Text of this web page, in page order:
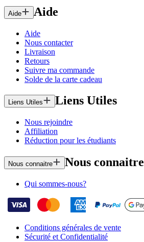
Aide Aide
Aide
Nous contacter
Livraison
Retours
Suivre ma commande
Solde de la carte cadeau
Liens Utiles Liens Utiles
Nous rejoindre
Affiliation
Réduction pour les étudiants
Nous connaitre Nous connaitre
Qui sommes-nous?
Conditions générales de vente
Sécurité et Confidentialité